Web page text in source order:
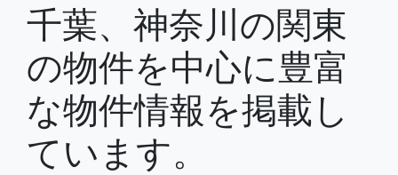
千葉、神奈川の関東
の物件を中心に豊富
な物件情報を掲載し
ています。